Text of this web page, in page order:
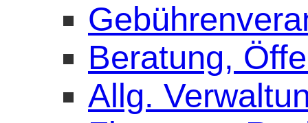
Beratung,
Allg.